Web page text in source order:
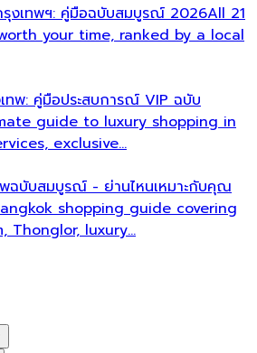
รุงเทพฯ: คู่มือฉบับสมบูรณ์ 2026All 21
your time, ranked by a local
ทพ: คู่มือประสบการณ์ VIP ฉบับ
guide to luxury shopping in
exclusive…
ฉบับสมบูรณ์ - ย่านไหนเหมาะกับคุณ
shopping guide covering
Thonglor, luxury…